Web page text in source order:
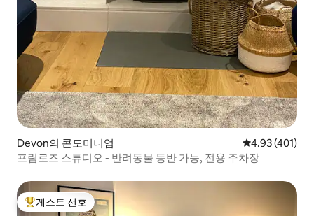
Devon의 콘도미니엄 평점 4.93점(5
4.93 (401)
프림로즈 스튜디오 - 반려동물 동반 가능, 전용 주차장
상위 게스트 선호
게스트 선호